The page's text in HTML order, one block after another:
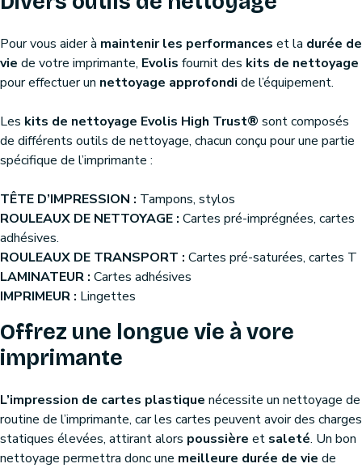
Pour vous aider à maintenir les performances et la durée de
vie de votre imprimante, Evolis fournit des kits de nettoyage
pour effectuer un nettoyage approfondi de l’équipement.
Les kits de nettoyage Evolis High Trust® sont composés
de différents outils de nettoyage, chacun conçu pour une partie
spécifique de l’imprimante :
TÊTE D’IMPRESSION : Tampons, stylos
ROULEAUX DE NETTOYAGE : Cartes pré-imprégnées, cartes
adhésives.
ROULEAUX DE TRANSPORT : Cartes pré-saturées, cartes T
LAMINATEUR : Cartes adhésives
IMPRIMEUR : Lingettes
Offrez une longue vie à vore
imprimante
L’impression de cartes plastique nécessite un nettoyage de
routine de l’imprimante, car les cartes peuvent avoir des charges
statiques élevées, attirant alors poussière et saleté. Un bon
nettoyage permettra donc une meilleure durée de vie de